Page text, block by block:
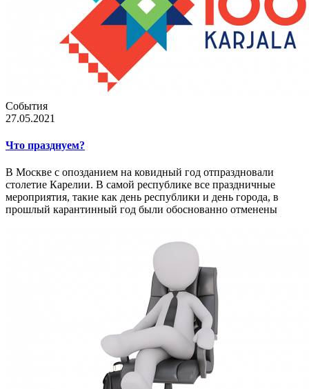
События
27.05.2021
Что празднуем?
В Москве с опозданием на ковидный год отпраздновали
столетие Карелии. В самой республике все праздничные
мероприятия, такие как день республики и день города, в
прошлый карантинный год были обоснованно отменены